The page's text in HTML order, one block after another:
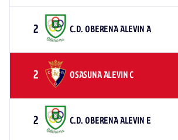
2 C.D. OBERENA ALEVIN A
2 OSASUNA ALEVIN C
2 C.D. OBERENA ALEVIN E